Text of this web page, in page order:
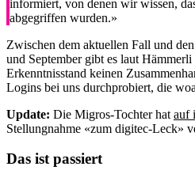
informiert, von denen wir wissen,
abgegriffen wurden.»
Zwischen dem aktuellen Fall und
und September gibt es laut
Erkenntnisstand keinen
Logins bei uns durchprobiert, die
Update: Die Migros-Tochter hat auf
Stellungnahme «zum digitec-Leck»
Das ist passiert